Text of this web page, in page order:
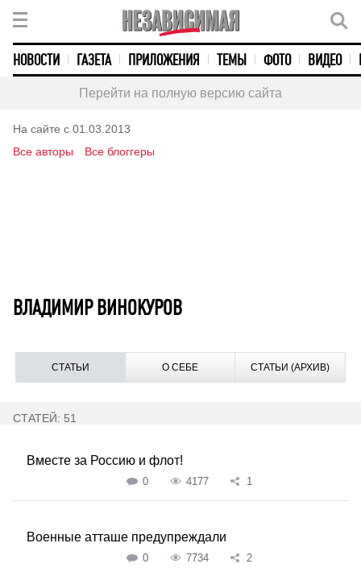
НОВОСТИ ГАЗЕТА ПРИЛОЖЕНИЯ ТЕМЫ ФОТО ВИДЕО
Перейти на полную версию сайта
На сайте с 01.03.2013
Все авторы
Все блоггеры
ВЛАДИМИР ВИНОКУРОВ
СТАТЬИ О СЕБЕ СТАТЬИ (АРХИВ)
СТАТЕЙ: 51
Вместе за Россию и флот!
0 4177 1
Военные атташе предупреждали
0 7734 2